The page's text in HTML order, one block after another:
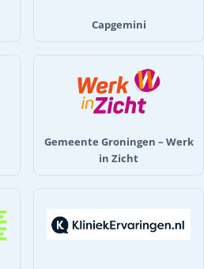
Capgemini
Gemeente Groningen – Werk
in Zicht